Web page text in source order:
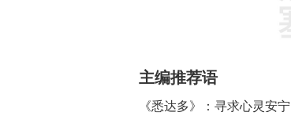
主编推荐语
《悉达多》：寻求心灵安